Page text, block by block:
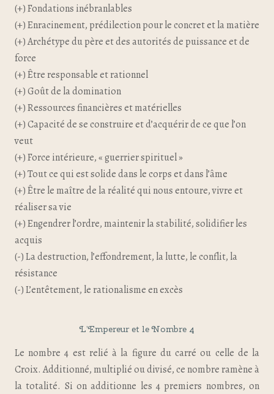
(+) Fondations inébranlables
(+) Enracinement, prédilection pour le concret et la matière
(+) Archétype du père et des autorités de puissance et de
force
(+) Être responsable et rationnel
(+) Goût de la domination
(+) Ressources financières et matérielles
(+) Capacité de se construire et d’acquérir de ce que l’on
veut
(+) Force intérieure, « guerrier spirituel »
(+) Tout ce qui est solide dans le corps et dans l’âme
(+) Être le maître de la réalité qui nous entoure, vivre et
réaliser sa vie
(+) Engendrer l’ordre, maintenir la stabilité, solidifier les
acquis
(-) La destruction, l’effondrement, la lutte, le conflit, la
résistance
(-) L’entêtement, le rationalisme en excès
L’Empereur et le Nombre 4
Le nombre 4 est relié à la figure du carré ou celle de la
Croix. Additionné, multiplié ou divisé, ce nombre ramène à
la totalité. Si on additionne les 4 premiers nombres, on